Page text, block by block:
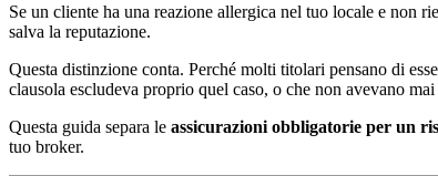
Se un cliente ha una reazione allergica nel tuo locale e non
salva la reputazione.
Questa distinzione conta. Perché molti titolari pensano di
clausola escludeva proprio quel caso, o che non avevano
Questa guida separa le assicurazioni obbligatorie per un
tuo broker.